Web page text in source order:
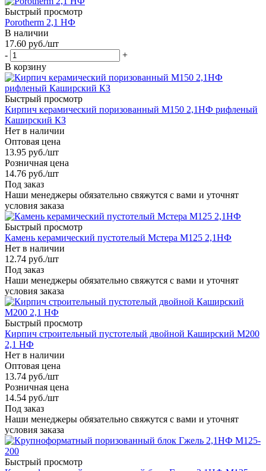
Быстрый просмотр
Porotherm 2,1 НФ
В наличии
17.60 руб./шт
-
+
В корзину
Быстрый просмотр
Кирпич керамический поризованный М150 2,1НФ рифленый
Каширский КЗ
Нет в наличии
Оптовая цена
13.95 руб./шт
Розничная цена
14.76 руб./шт
Под заказ
Наши менеджеры обязательно свяжутся с вами и уточнят
условия заказа
Быстрый просмотр
Камень керамический пустотелый Мстера М125 2,1НФ
Нет в наличии
12.74 руб./шт
Под заказ
Наши менеджеры обязательно свяжутся с вами и уточнят
условия заказа
Быстрый просмотр
Кирпич строительный пустотелый двойной Каширский М200
2,1 НФ
Нет в наличии
Оптовая цена
13.74 руб./шт
Розничная цена
14.54 руб./шт
Под заказ
Наши менеджеры обязательно свяжутся с вами и уточнят
условия заказа
Быстрый просмотр